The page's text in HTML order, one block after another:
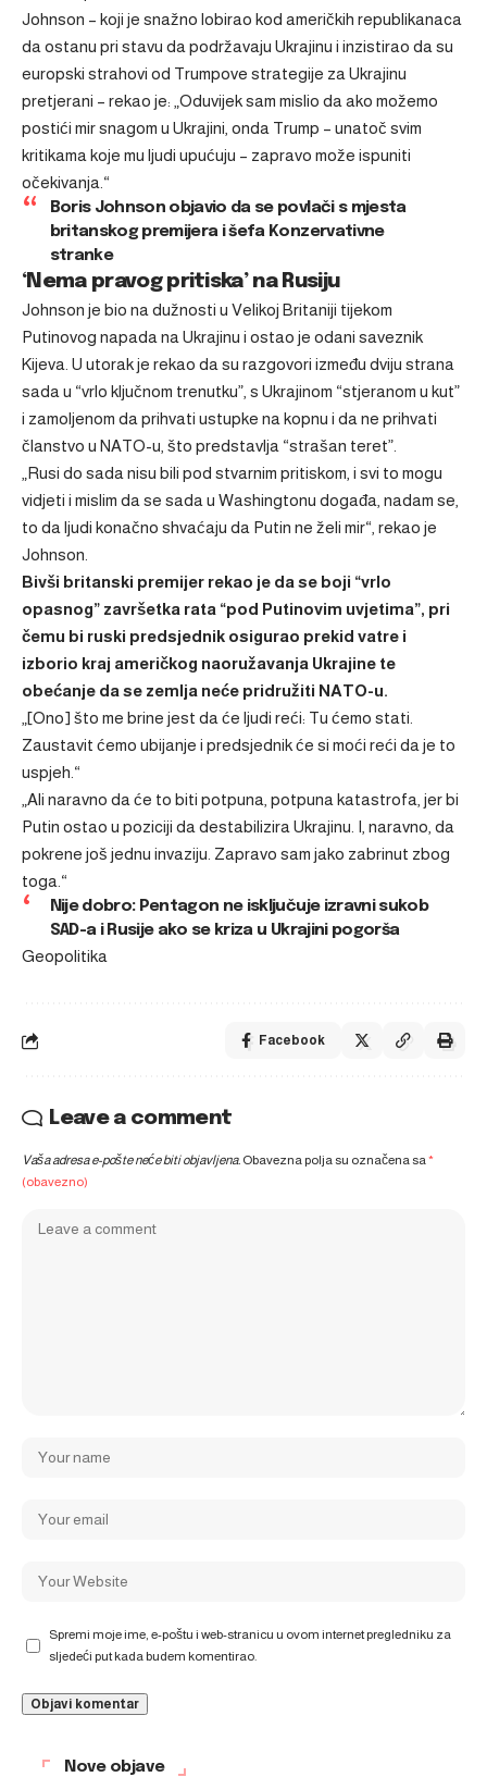
Johnson – koji je snažno lobirao kod američkih republikanaca
da ostanu pri stavu da podržavaju Ukrajinu i inzistirao da su
europski strahovi od Trumpove strategije za Ukrajinu
pretjerani – rekao je: „Oduvijek sam mislio da ako možemo
postići mir snagom u Ukrajini, onda Trump – unatoč svim
kritikama koje mu ljudi upućuju – zapravo može ispuniti
očekivanja.“
Boris Johnson objavio da se povlači s mjesta
britanskog premijera i šefa Konzervativne
stranke
‘Nema pravog pritiska’ na Rusiju
Johnson je bio na dužnosti u Velikoj Britaniji tijekom
Putinovog napada na Ukrajinu i ostao je odani saveznik
Kijeva. U utorak je rekao da su razgovori između dviju strana
sada u “vrlo ključnom trenutku”, s Ukrajinom “stjeranom u kut”
i zamoljenom da prihvati ustupke na kopnu i da ne prihvati
članstvo u NATO-u, što predstavlja “strašan teret”.
„Rusi do sada nisu bili pod stvarnim pritiskom, i svi to mogu
vidjeti i mislim da se sada u Washingtonu događa, nadam se,
to da ljudi konačno shvaćaju da Putin ne želi mir“, rekao je
Johnson.
Bivši britanski premijer rekao je da se boji “vrlo
opasnog” završetka rata “pod Putinovim uvjetima”, pri
čemu bi ruski predsjednik osigurao prekid vatre i
izborio kraj američkog naoružavanja Ukrajine te
obećanje da se zemlja neće pridružiti NATO-u.
„[Ono] što me brine jest da će ljudi reći: Tu ćemo stati.
Zaustavit ćemo ubijanje i predsjednik će si moći reći da je to
uspjeh.“
„Ali naravno da će to biti potpuna, potpuna katastrofa, jer bi
Putin ostao u poziciji da destabilizira Ukrajinu. I, naravno, da
pokrene još jednu invaziju. Zapravo sam jako zabrinut zbog
toga.“
Nije dobro: Pentagon ne isključuje izravni sukob
SAD-a i Rusije ako se kriza u Ukrajini pogorša
Geopolitika
Facebook
Leave a comment
Vaša adresa e-pošte neće biti objavljena. Obavezna polja su označena sa*
(obavezno)
Spremi moje ime, e-poštu i web-stranicu u ovom internet pregledniku za
sljedeći put kada budem komentirao.
Nove objave